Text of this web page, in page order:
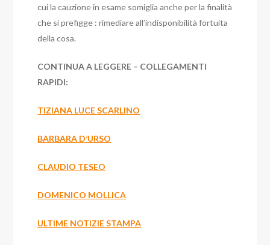
cui la cauzione in esame somiglia anche per la finalità
che si prefigge : rimediare all’indisponibilità fortuita
della cosa.
CONTINUA A LEGGERE – COLLEGAMENTI
RAPIDI:
TIZIANA LUCE SCARLINO
BARBARA D’URSO
CLAUDIO TESEO
DOMENICO MOLLICA
ULTIME NOTIZIE STAMPA